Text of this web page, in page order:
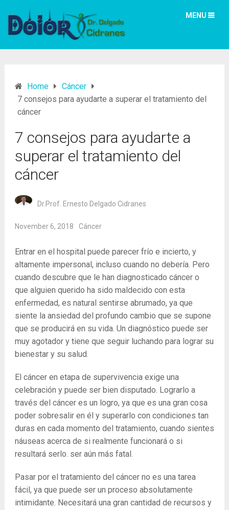
MENU
Home
Cáncer
7 consejos para ayudarte a superar el tratamiento del
cáncer
7 consejos para ayudarte a
superar el tratamiento del
cáncer
Dr.Prof. Ernesto Delgado Cidranes
November 6, 2018 Cáncer
Entrar en el hospital puede parecer frío e incierto, y
altamente impersonal, incluso cuando no debería. Pero
cuando descubre que le han diagnosticado cáncer o
que alguien querido ha sido maldecido con esta
enfermedad, es natural sentirse abrumado, ya que
siente la ansiedad del profundo cambio que se supone
que se producirá en su vida. Un diagnóstico puede ser
muy agotador y tiene que seguir luchando para lograr su
bienestar y su salud.
El cáncer en etapa de supervivencia exige una
celebración y puede ser bien disputado. Lograrlo a
través del cáncer es un logro, ya que es una gran cosa
poder sobresalir en él y superarlo con condiciones tan
duras en cada momento del tratamiento, cuando sientes
náuseas acerca de si realmente funcionará o si
resultará serlo. ser aún más fatal.
Pasar por el tratamiento del cáncer no es una tarea
fácil, ya que puede ser un proceso absolutamente
intimidante. Necesitará una gran cantidad de recursos y